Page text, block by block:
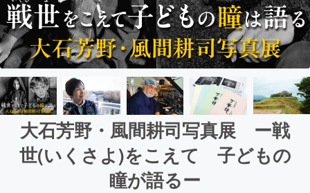
大石芳野・風間耕司写真展 ー戦
世(いくさよ)をこえて 子どもの
瞳が語るー